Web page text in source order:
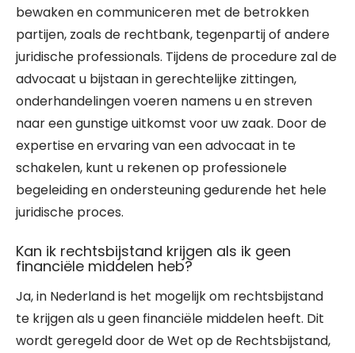
bewaken en communiceren met de betrokken
partijen, zoals de rechtbank, tegenpartij of andere
juridische professionals. Tijdens de procedure zal de
advocaat u bijstaan in gerechtelijke zittingen,
onderhandelingen voeren namens u en streven
naar een gunstige uitkomst voor uw zaak. Door de
expertise en ervaring van een advocaat in te
schakelen, kunt u rekenen op professionele
begeleiding en ondersteuning gedurende het hele
juridische proces.
Kan ik rechtsbijstand krijgen als ik geen
financiële middelen heb?
Ja, in Nederland is het mogelijk om rechtsbijstand
te krijgen als u geen financiële middelen heeft. Dit
wordt geregeld door de Wet op de Rechtsbijstand,